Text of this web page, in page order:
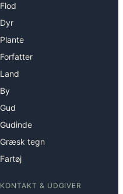
Flod
Dyr
Plante
Forfatter
Land
By
Gud
Gudinde
Græsk tegn
Fartøj
KONTAKT & UDGIVER